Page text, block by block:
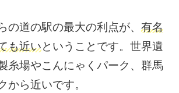
の道の駅の最大の利点が、有名
も近いということです。世界遺
糸場やこんにゃくパーク、群馬
から近いです。